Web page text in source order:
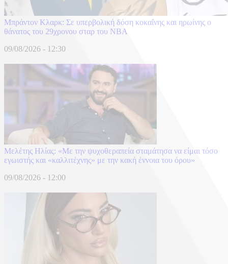
Μπράντον Κλαρκ: Σε υπερβολική δόση κοκαΐνης και ηρωίνης ο
θάνατος του 29χρονου σταρ του NBA
09/08/2026 - 12:30
Μελέτης Ηλίας: «Με την ψυχοθεραπεία σταμάτησα να είμαι τόσο
εγωιστής και «καλλιτέχνης» με την κακή έννοια του όρου»
09/08/2026 - 12:00